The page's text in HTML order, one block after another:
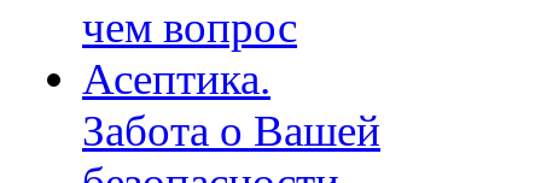
чем вопрос
Асептика.
Забота о Вашей